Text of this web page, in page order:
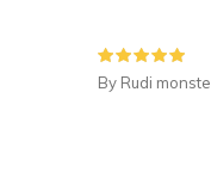
By Rudi